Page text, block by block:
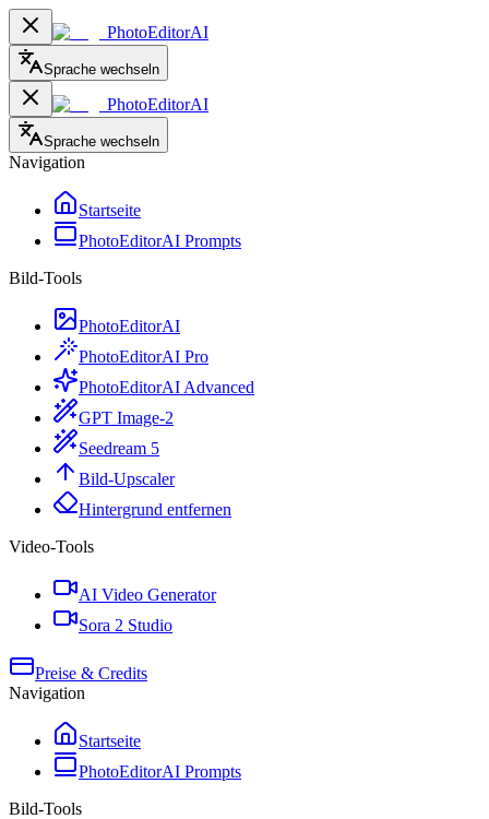
PhotoEditorAI
Sprache wechseln
PhotoEditorAI
Sprache wechseln
Navigation
Startseite
PhotoEditorAI Prompts
Bild-Tools
PhotoEditorAI
PhotoEditorAI Pro
PhotoEditorAI Advanced
GPT Image-2
Seedream 5
Bild-Upscaler
Hintergrund entfernen
Video-Tools
AI Video Generator
Sora 2 Studio
Preise & Credits
Navigation
Startseite
PhotoEditorAI Prompts
Bild-Tools